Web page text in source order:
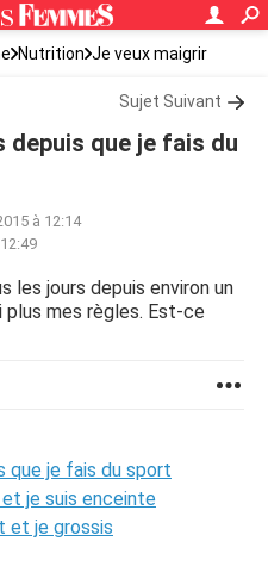
Nutrition Je veux maigrir
Sujet Suivant
depuis que je fais du
à 12:14
les jours depuis environ un
plus mes règles. Est-ce
que je fais du sport
je suis enceinte
et je grossis